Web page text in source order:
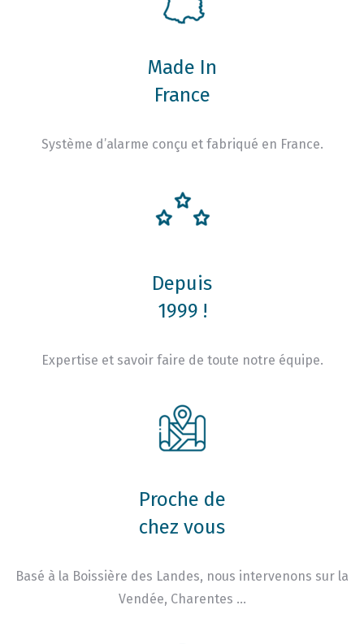
Made In
France
Système d’alarme conçu et fabriqué en France.
Depuis
1999 !
Expertise et savoir faire de toute notre équipe.
Proche de
chez vous
Basé à la Boissière des Landes, nous intervenons sur la
Vendée, Charentes …